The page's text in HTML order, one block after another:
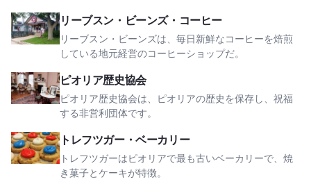
リーブスン・ビーンズ・コーヒー
リーブスン・ビーンズは、毎日新鮮なコーヒーを焙煎
している地元経営のコーヒーショップだ。
リーブスン・ビーンズ・コーヒーを見る
ピオリア歴史協会
ピオリア歴史協会は、ピオリアの歴史を保存し、祝福
する非営利団体です。
ピオリア歴史協会を見る
トレフツガー・ベーカリー
トレフツガーはピオリアで最も古いベーカリーで、焼
き菓子とケーキが特徴。
トレフツガー・ベーカリーを見る